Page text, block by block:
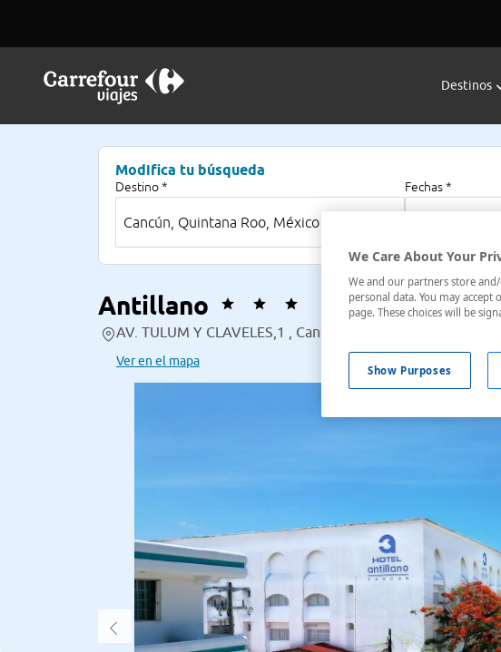
Destinos
Modifica tu búsqueda
Destino * Fechas *
Antillano
AV. TULUM Y CLAVELES,1 , Cancún, Quintana Roo, México
Ver en el mapa
We Care About Your
We and our partners store
personal data. You may
page. These choices will be
Show Purposes